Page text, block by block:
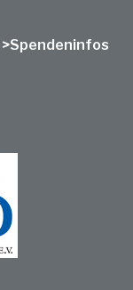
>Spendeninfos